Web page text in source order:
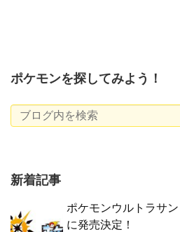
ポケモンを探してみよう！
新着記事
ポケモンウルトラサ
に発売決定！